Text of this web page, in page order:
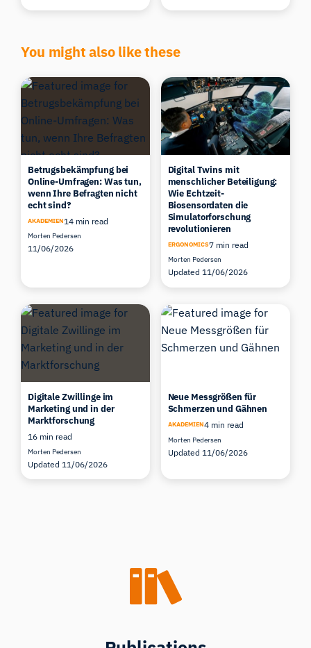
You might also like these
Betrugsbekämpfung bei
Online-Umfragen: Was tun,
wenn Ihre Befragten nicht
echt sind?
AKADEMIEN14 min read
Morten Pedersen
11/06/2026
Digital Twins mit
menschlicher Beteiligung:
Wie Echtzeit-
Biosensordaten die
Simulatorforschung
revolutionieren
ERGONOMICS7 min read
Morten Pedersen
Updated 11/06/2026
Digitale Zwillinge im
Marketing und in der
Marktforschung
16 min read
Morten Pedersen
Updated 11/06/2026
Neue Messgrößen für
Schmerzen und Gähnen
AKADEMIEN4 min read
Morten Pedersen
Updated 11/06/2026